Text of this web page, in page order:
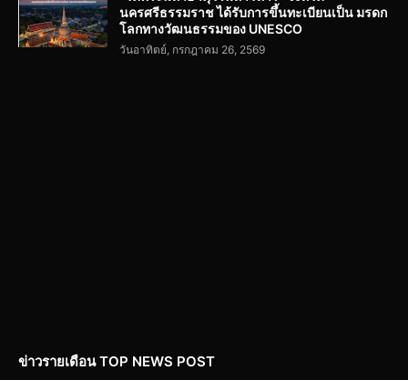
นครศรีธรรมราช ได้รับการขึ้นทะเบียนเป็น มรดก
โลกทางวัฒนธรรมของ UNESCO
วันอาทิตย์, กรกฎาคม 26, 2569
ข่าวรายเดือน TOP NEWS POST